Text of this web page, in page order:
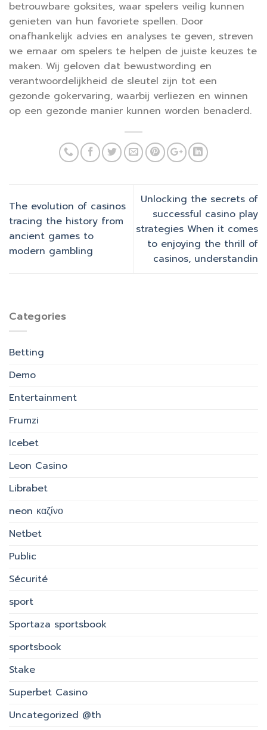
betrouwbare goksites, waar spelers veilig kunnen
genieten van hun favoriete spellen. Door
onafhankelijk advies en analyses te geven, streven
we ernaar om spelers te helpen de juiste keuzes te
maken. Wij geloven dat bewustwording en
verantwoordelijkheid de sleutel zijn tot een
gezonde gokervaring, waarbij verliezen en winnen
op een gezonde manier kunnen worden benaderd.
The evolution of casinos
tracing the history from
ancient games to
modern gambling
Unlocking the secrets of
successful casino play
strategies When it comes
to enjoying the thrill of
casinos, understandin
Categories
Betting
Demo
Entertainment
Frumzi
Icebet
Leon Casino
Librabet
neon καζίνο
Netbet
Public
Sécurité
sport
Sportaza sportsbook
sportsbook
Stake
Superbet Casino
Uncategorized @th